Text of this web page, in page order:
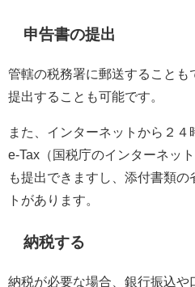
申告書の提出
管轄の税務署に郵送することも
提出することも可能です。
また、インターネットから２
e-Tax（国税庁のインターネッ
も提出できますし、添付書類
トがあります。
納税する
納税が必要な場合、銀行振込や